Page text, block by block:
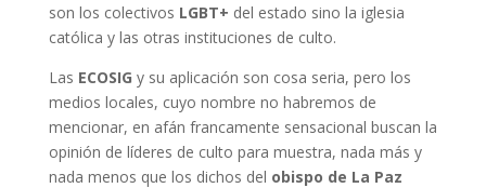
son los colectivos LGBT+ del estado sino la iglesia
católica y las otras instituciones de culto.
Las ECOSIG y su aplicación son cosa seria, pero los
medios locales, cuyo nombre no habremos de
mencionar, en afán francamente sensacional buscan la
opinión de líderes de culto para muestra, nada más y
nada menos que los dichos del obispo de La Paz